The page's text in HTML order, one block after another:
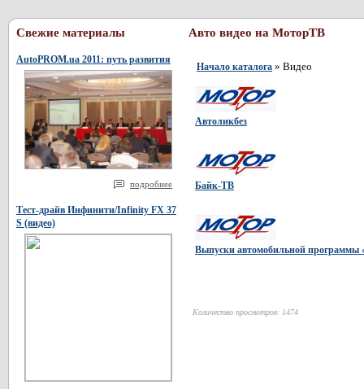
Свежие материалы
AutoPROM.ua 2011: путь развития
подробнее
Тест-драйв Инфинити/Infinity FX 37
S (видео)
Авто видео на МоторТВ
Начало каталога » Видео
Автоликбез
Байк-ТВ
Выпуски автомобильной программы
Количество просмотров: 1474